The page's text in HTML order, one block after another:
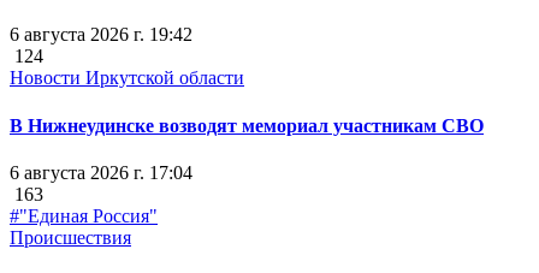
6 августа 2026 г. 19:42
124
Новости Иркутской области
В Нижнеудинске возводят мемориал участникам СВО
6 августа 2026 г. 17:04
163
#"Единая Россия"
Происшествия